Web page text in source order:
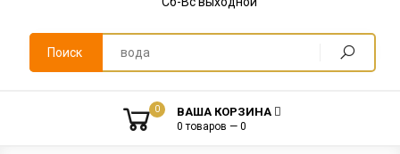
Поиск
0 ВАША КОРЗИНА
0 товаров — 0